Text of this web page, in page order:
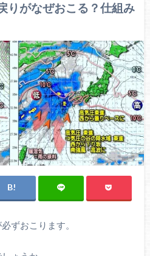
りがなぜおこる？仕組み
ずおこります。